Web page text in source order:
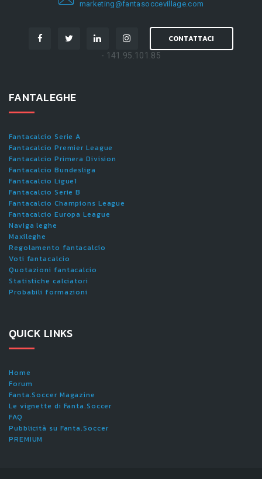
marketing@fantasoccevillage.com
CONTATTACI
- 141.95.101.85
FANTALEGHE
Fantacalcio Serie A
Fantacalcio Premier League
Fantacalcio Primera Division
Fantacalcio Bundesliga
Fantacalcio Ligue1
Fantacalcio Serie B
Fantacalcio Champions League
Fantacalcio Europa League
Naviga leghe
Maxileghe
Regolamento fantacalcio
Voti fantacalcio
Quotazioni fantacalcio
Statistiche calciatori
Probabili formazioni
QUICK LINKS
Home
Forum
Fanta.Soccer Magazine
Le vignette di Fanta.Soccer
FAQ
Pubblicità su Fanta.Soccer
PREMIUM